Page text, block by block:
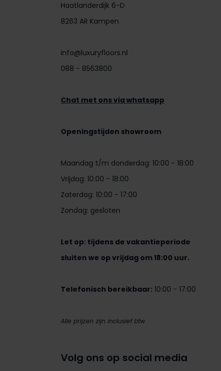
Haatlanderdijk 6-D
8263 AR Kampen
info@luxuryfloors.nl
088 - 8563800
Chat met ons via whatsapp
Openingstijden showroom
Maandag t/m donderdag: 10:00 - 18:00
Vrijdag: 10:00 - 18:00
Zaterdag: 10:00 - 17:00
Zondag: gesloten
Let op: tijdens de vakantieperiode
sluiten we op vrijdag om 18:00 uur.
Telefonisch bereikbaar: 10:00 - 17:00
Alle prijzen zijn inclusief btw.
Volg ons op social media